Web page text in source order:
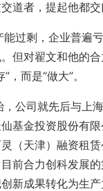
道者，提起他都交
过剩，企业普遍
但对翟文和他的
，而是“做大”。
公司就先后与上
基金投资股份有
（天津）融资租
前合力创科发展
新成果转化为生